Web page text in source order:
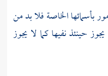
بأسمائها الخاصة فلا بد من
حينئذ نفيها كما لا يجوز